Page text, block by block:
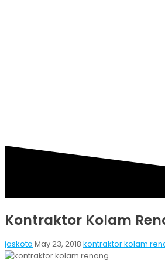
Kontraktor Kolam
jaskota May 23, 2018 kontraktor kolam